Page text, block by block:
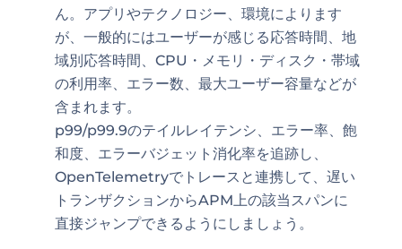
ん。アプリやテクノロジー、環境によります
が、一般的にはユーザーが感じる応答時間、地
域別応答時間、CPU・メモリ・ディスク・帯域
の利用率、エラー数、最大ユーザー容量などが
含まれます。
p99/p99.9のテイルレイテンシ、エラー率、飽
和度、エラーバジェット消化率を追跡し、
OpenTelemetryでトレースと連携して、遅い
トランザクションからAPM上の該当スパンに
直接ジャンプできるようにしましょう。